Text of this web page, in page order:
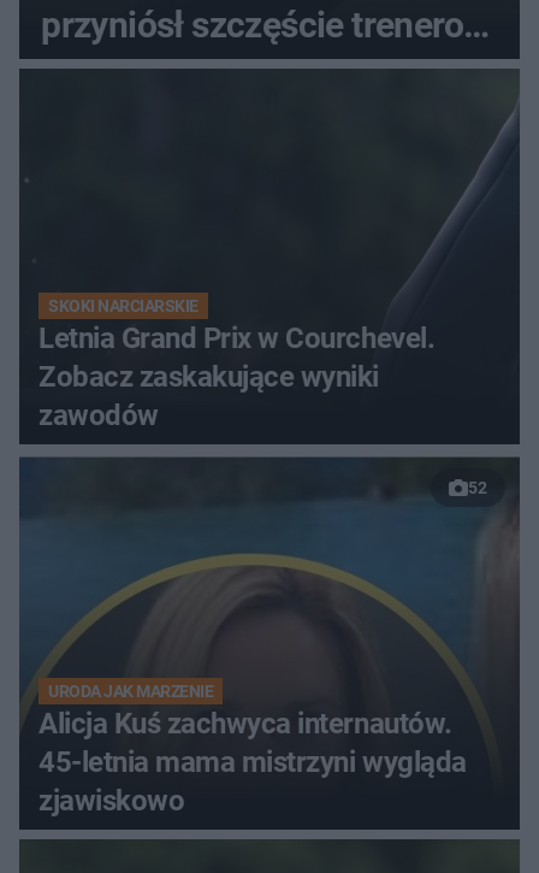
przyniósł szczęście trenerowi
gospodarzy?
SKOKI NARCIARSKIE
Letnia Grand Prix w Courchevel.
Zobacz zaskakujące wyniki
zawodów
52
URODA JAK MARZENIE
Alicja Kuś zachwyca internautów.
45-letnia mama mistrzyni wygląda
zjawiskowo